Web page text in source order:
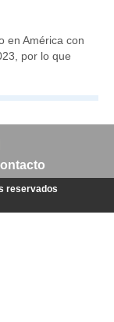
en América con
por lo que
reservados